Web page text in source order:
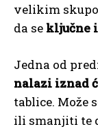
velikim
da se ključne
Jedna od
nalazi iznad
tablice. Može
ili smanjiti te